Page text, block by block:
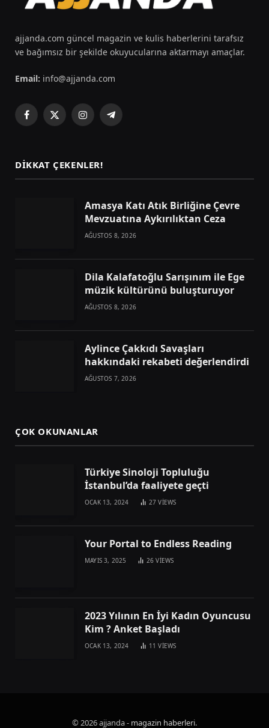
ajjanda.com güncel magazin ve kulis haberlerini tarafsız
ve bağımsız bir şekilde okuyucularına aktarmayı amaçlar.
Email: info@ajjanda.com
Facebook
X
InstagramTelegram
DIKKAT ÇEKENLER!
Amasya Katı Atık Birliğine Çevre
Mevzuatına Aykırılıktan Ceza
AĞUSTOS 8, 2026
Dila Kalafatoğlu Sarışınım ile Ege
müzik kültürünü buluşturuyor
AĞUSTOS 8, 2026
Aylince Çakkıdı Savaşları
hakkındaki rekabeti değerlendirdi
AĞUSTOS 7, 2026
ÇOK OKUNANLAR
Türkiye Sinoloji Topluluğu
İstanbul’da faaliyete geçti
OCAK 13, 2024 27VIEWS
Your Portal to Endless Reading
MAYIS 3, 2025 26VIEWS
2023 Yılının En İyi Kadın Oyuncusu
Kim ? Anket Başladı
OCAK 13, 2024 11VIEWS
© 2026 ajjanda - magazin haberleri.